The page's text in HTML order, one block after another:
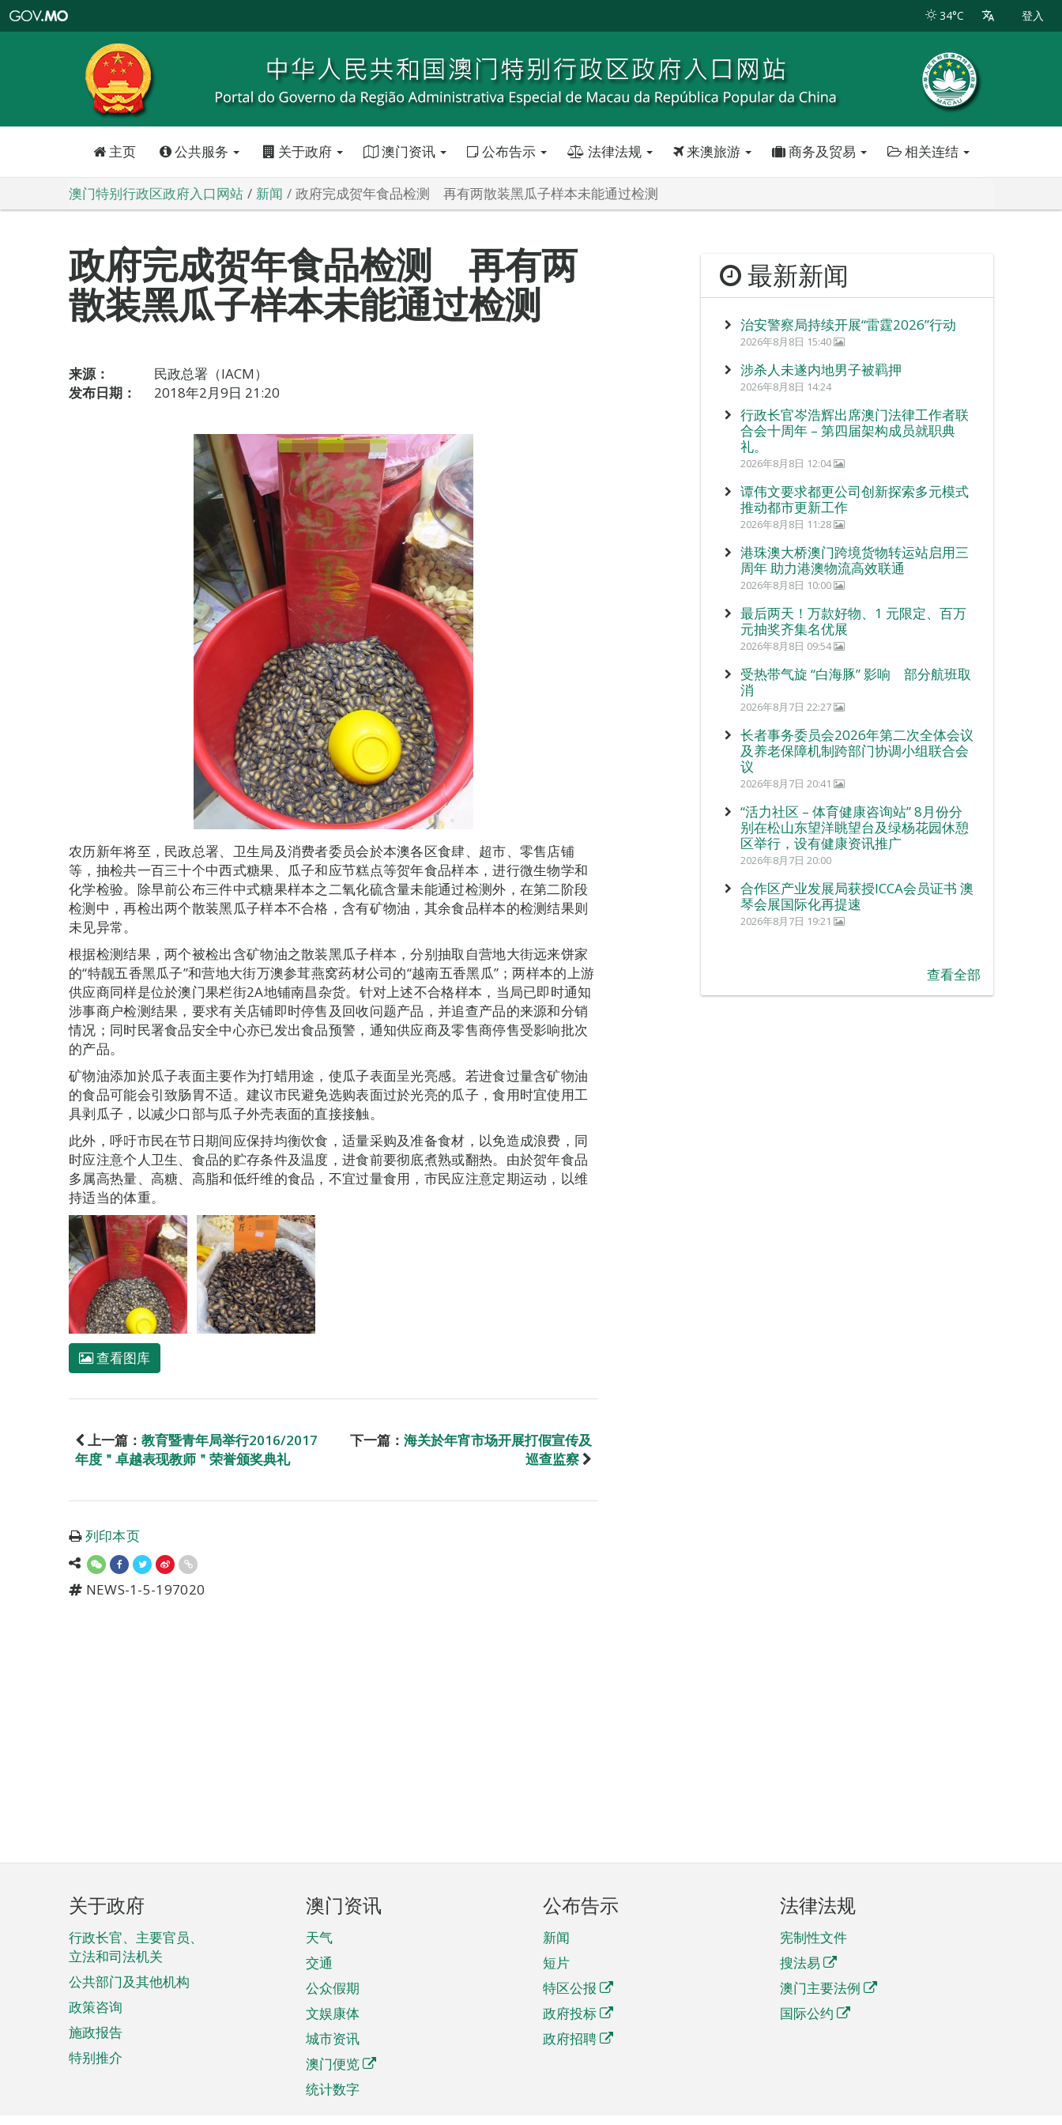
特
政
区
政
口
34°C 登入
主页 公共服务 关于政府 澳门资讯 公布告示 法律法规 来澳旅游 商务及贸易 相关连结
澳门特别行政区政府入口网站 新闻 政府完成贺年食品检测 再有两散装黑瓜子样本未能通过检测
政府完成贺年食品检测 再有两
散装黑瓜子样本未能通过检测
来源：
民政总署（IACM）
发布日期：
2018年2月9日 21:20
农历新年将至，民政总署、卫生局及消费者委员会於本澳各区食肆、超市、零售店铺
等，抽检共一百三十个中西式糖果、瓜子和应节糕点等贺年食品样本，进行微生物学和
化学检验。除早前公布三件中式糖果样本之二氧化硫含量未能通过检测外，在第二阶段
检测中，再检出两个散装黑瓜子样本不合格，含有矿物油，其余食品样本的检测结果则
未见异常。
根据检测结果，两个被检出含矿物油之散装黑瓜子样本，分别抽取自营地大街远来饼家
的“特靓五香黑瓜子”和营地大街万澳参茸燕窝药材公司的“越南五香黑瓜”；两样本的上游
供应商同样是位於澳门果栏街2A地铺南昌杂货。针对上述不合格样本，当局已即时通知
涉事商户检测结果，要求有关店铺即时停售及回收问题产品，并追查产品的来源和分销
情况；同时民署食品安全中心亦已发出食品预警，通知供应商及零售商停售受影响批次
的产品。
矿物油添加於瓜子表面主要作为打蜡用途，使瓜子表面呈光亮感。若进食过量含矿物油
的食品可能会引致肠胃不适。建议市民避免选购表面过於光亮的瓜子，食用时宜使用工
具剥瓜子，以减少口部与瓜子外壳表面的直接接触。
此外，呼吁市民在节日期间应保持均衡饮食，适量采购及准备食材，以免造成浪费，同
时应注意个人卫生、食品的贮存条件及温度，进食前要彻底煮熟或翻热。由於贺年食品
多属高热量、高糖、高脂和低纤维的食品，不宜过量食用，市民应注意定期运动，以维
持适当的体重。
查看图库
上一篇： 教育暨青年局举行2016/2017
年度＂卓越表现教师＂荣誉颁奖典礼
下一篇： 海关於年宵市场开展打假宣传及
巡查监察
列印本页
NEWS-1-5-197020
最新新闻
治安警察局持续开展“雷霆2026”行动
2026年8月8日 15:40
涉杀人未遂内地男子被羁押
2026年8月8日 14:24
行政长官岑浩辉出席澳门法律工作者联
合会十周年 – 第四届架构成员就职典
礼。
2026年8月8日 12:04
谭伟文要求都更公司创新探索多元模式
推动都市更新工作
2026年8月8日 11:28
港珠澳大桥澳门跨境货物转运站启用三
周年 助力港澳物流高效联通
2026年8月8日 10:00
最后两天！万款好物、1 元限定、百万
元抽奖齐集名优展
2026年8月8日 09:54
受热带气旋 “白海豚” 影响 部分航班取
消
2026年8月7日 22:27
长者事务委员会2026年第二次全体会议
及养老保障机制跨部门协调小组联合会
议
2026年8月7日 20:41
“活力社区 – 体育健康咨询站” 8月份分
别在松山东望洋眺望台及绿杨花园休憩
区举行，设有健康资讯推广
2026年8月7日 20:00
合作区产业发展局获授ICCA会员证书 澳
琴会展国际化再提速
2026年8月7日 19:21
查看全部
页
脚
菜
单
关于政府
行政长官、主要官员、
立法和司法机关
公共部门及其他机构
政策咨询
施政报告
特别推介
澳门资讯
天气
交通
公众假期
文娱康体
城市资讯
澳门便览
统计数字
公布告示
新闻
短片
特区公报
政府投标
政府招聘
法律法规
宪制性文件
搜法易
澳门主要法例
国际公约